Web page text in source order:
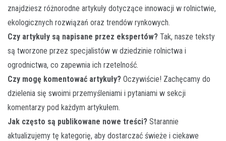
znajdziesz różnorodne artykuły dotyczące innowacji w rolnictwie,
ekologicznych rozwiązań oraz trendów rynkowych.
Czy artykuły są napisane przez ekspertów? Tak, nasze teksty
są tworzone przez specjalistów w dziedzinie rolnictwa i
ogrodnictwa, co zapewnia ich rzetelność.
Czy mogę komentować artykuły? Oczywiście! Zachęcamy do
dzielenia się swoimi przemyśleniami i pytaniami w sekcji
komentarzy pod każdym artykułem.
Jak często są publikowane nowe treści? Starannie
aktualizujemy tę kategorię, aby dostarczać świeże i ciekawe